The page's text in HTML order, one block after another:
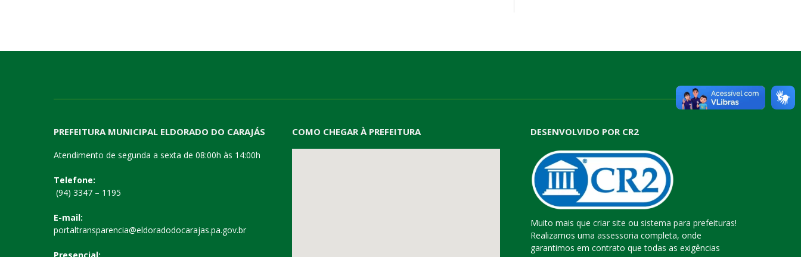
PREFEITURA MUNICIPAL ELDORADO DO CARAJÁS
Atendimento de segunda a sexta de 08:00h às 14:00h
Telefone:
(94) 3347 – 1195
E-mail:
portaltransparencia@eldoradodocarajas.pa.gov.br
COMO CHEGAR À PREFEITURA DESENVOLVIDO POR CR2
Muito mais que criar site ou sistema para prefeituras!
Realizamos uma assessoria completa, onde
garantimos em contrato que todas as exigências